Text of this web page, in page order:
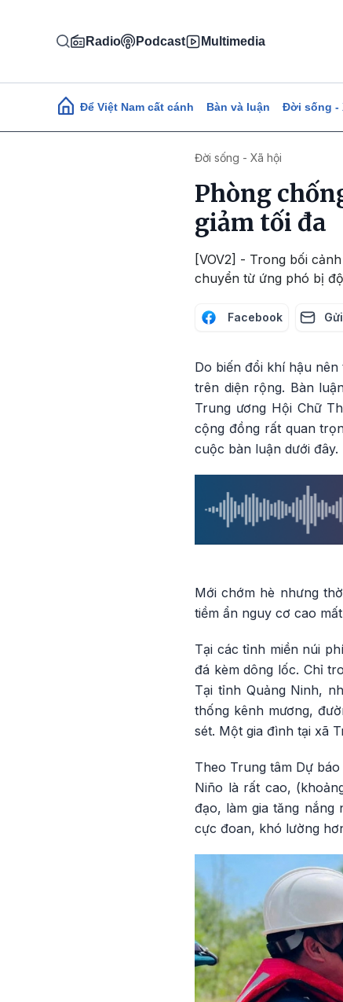
Radio Podcast Multimedia
Main navigation
Để Việt Nam cất cánh Bàn và luận Đời sống -
Đời sống - Xã hội
Phòng
giảm tối đa
[VOV2] - Trong bối
chuyển từ ứng phó bị
Facebook
Do biến đổi khí hậu
trên diện rộng. Bàn
Trung ương Hội Chữ
cộng đồng rất quan
cuộc bàn luận dưới đây.
Mới chớm hè nhưng
tiềm ẩn nguy cơ cao
Tại các tỉnh miền núi
đá kèm dông lốc. Chỉ
Tại tỉnh Quảng Ninh,
thống kênh mương,
sét. Một gia đình tại xã
Theo Trung tâm Dự
Niño là rất cao,
đạo, làm gia tăng nắng
cực đoan, khó lường